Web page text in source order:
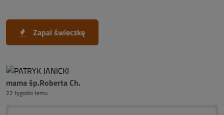
Zapal świeczkę
mama śp.Roberta Ch.
22 tygodni temu